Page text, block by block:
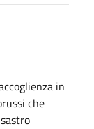
in
che